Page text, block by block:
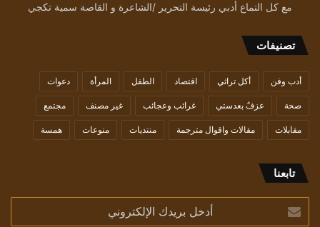
مع كل التماع أدبي رئيسة التحرير /الشاعرة و القاصة سمية تكجي
تصنيفات
أدب وفن أكل تراثي اقتصاد الطفل المرأة دعوات
صحة عزفٌ بعدستي غرائب وعجائب غير مصنف مجتمع
مقابلات مقالات واقوال مترجمة منتديات منوعات همسة
تابعنا
بريدك